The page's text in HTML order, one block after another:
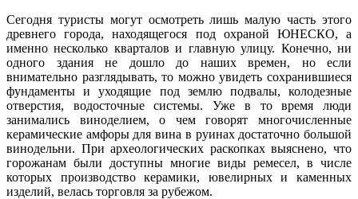
Сегодня туристы могут осмотреть лишь малую часть этого
древнего города, находящегося под охраной ЮНЕСКО, а
именно несколько кварталов и главную улицу. Конечно, ни
одного здания не дошло до наших времен, но если
внимательно разглядывать, то можно увидеть сохранившиеся
фундаменты и уходящие под землю подвалы, колодезные
отверстия, водосточные системы. Уже в то время люди
занимались виноделием, о чем говорят многочисленные
керамические амфоры для вина в руинах достаточно большой
винодельни. При археологических раскопках выяснено, что
горожанам были доступны многие виды ремесел, в числе
которых производство керамики, ювелирных и каменных
изделий, велась торговля за рубежом.